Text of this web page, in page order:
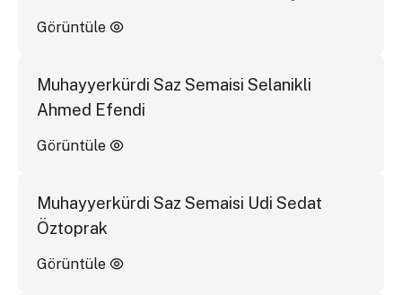
Görüntüle
Muhayyerkürdi Saz Semaisi Selanikli
Ahmed Efendi
Görüntüle
Muhayyerkürdi Saz Semaisi Udi Sedat
Öztoprak
Görüntüle